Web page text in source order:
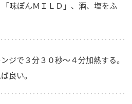
味ぽんＭＩＬＤ」、酒、塩をふ
ジで３分３０秒～４分加熱する。
良い。